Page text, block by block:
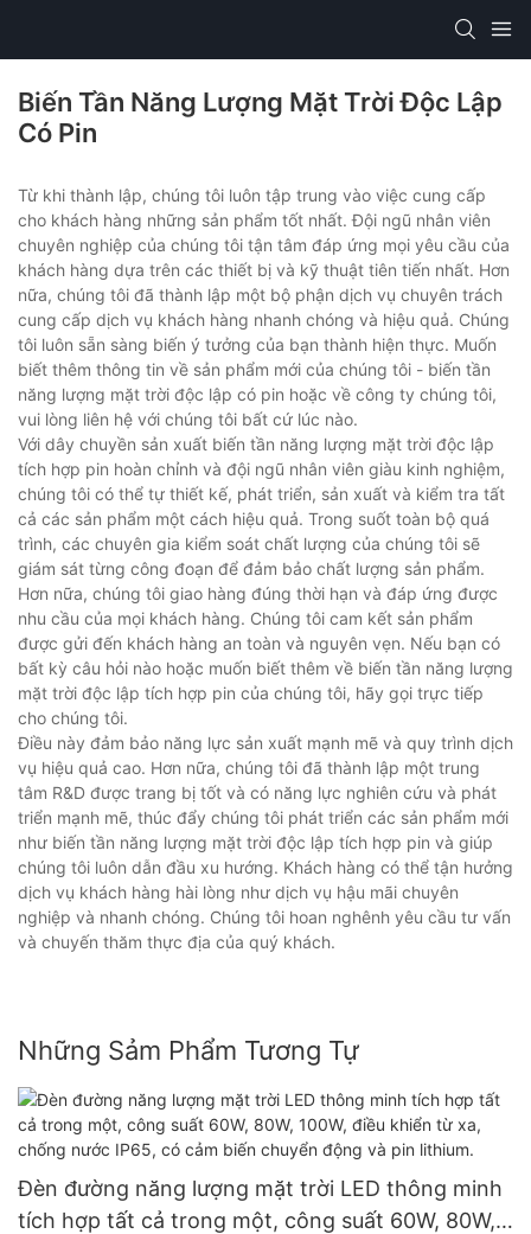
Biến Tần Năng Lượng Mặt Trời Độc Lập
Có Pin
Từ khi thành lập, chúng tôi luôn tập trung vào việc cung cấp
cho khách hàng những sản phẩm tốt nhất. Đội ngũ nhân viên
chuyên nghiệp của chúng tôi tận tâm đáp ứng mọi yêu cầu của
khách hàng dựa trên các thiết bị và kỹ thuật tiên tiến nhất. Hơn
nữa, chúng tôi đã thành lập một bộ phận dịch vụ chuyên trách
cung cấp dịch vụ khách hàng nhanh chóng và hiệu quả. Chúng
tôi luôn sẵn sàng biến ý tưởng của bạn thành hiện thực. Muốn
biết thêm thông tin về sản phẩm mới của chúng tôi - biến tần
năng lượng mặt trời độc lập có pin hoặc về công ty chúng tôi,
vui lòng liên hệ với chúng tôi bất cứ lúc nào.
Với dây chuyền sản xuất biến tần năng lượng mặt trời độc lập
tích hợp pin hoàn chỉnh và đội ngũ nhân viên giàu kinh nghiệm,
chúng tôi có thể tự thiết kế, phát triển, sản xuất và kiểm tra tất
cả các sản phẩm một cách hiệu quả. Trong suốt toàn bộ quá
trình, các chuyên gia kiểm soát chất lượng của chúng tôi sẽ
giám sát từng công đoạn để đảm bảo chất lượng sản phẩm.
Hơn nữa, chúng tôi giao hàng đúng thời hạn và đáp ứng được
nhu cầu của mọi khách hàng. Chúng tôi cam kết sản phẩm
được gửi đến khách hàng an toàn và nguyên vẹn. Nếu bạn có
bất kỳ câu hỏi nào hoặc muốn biết thêm về biến tần năng lượng
mặt trời độc lập tích hợp pin của chúng tôi, hãy gọi trực tiếp
cho chúng tôi.
Điều này đảm bảo năng lực sản xuất mạnh mẽ và quy trình dịch
vụ hiệu quả cao. Hơn nữa, chúng tôi đã thành lập một trung
tâm R&D được trang bị tốt và có năng lực nghiên cứu và phát
triển mạnh mẽ, thúc đẩy chúng tôi phát triển các sản phẩm mới
như biến tần năng lượng mặt trời độc lập tích hợp pin và giúp
chúng tôi luôn dẫn đầu xu hướng. Khách hàng có thể tận hưởng
dịch vụ khách hàng hài lòng như dịch vụ hậu mãi chuyên
nghiệp và nhanh chóng. Chúng tôi hoan nghênh yêu cầu tư vấn
và chuyến thăm thực địa của quý khách.
Những Sảm Phẩm Tương Tự
Đèn đường năng lượng mặt trời LED thông minh
tích hợp tất cả trong một, công suất 60W, 80W,